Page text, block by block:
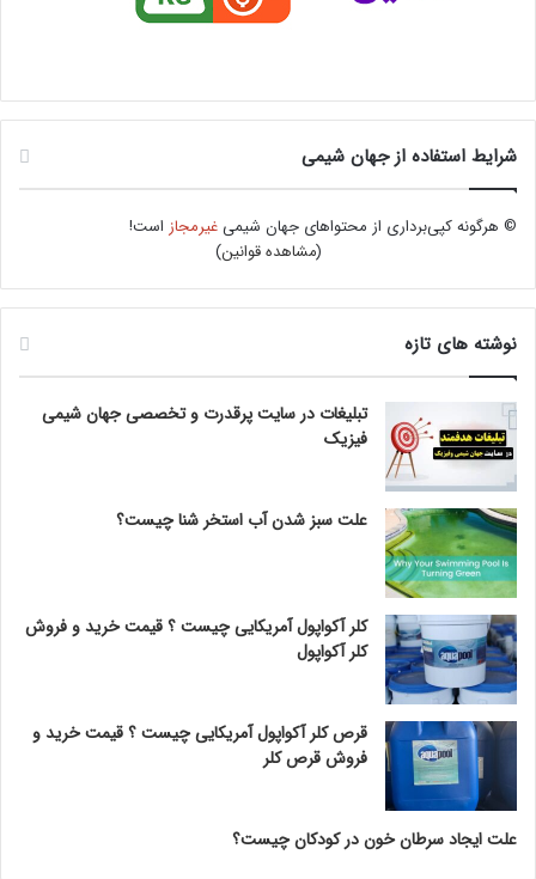
شرایط استفاده از جهان شیمی
© هرگونه کپی‌برداری از محتواهای جهان شیمیغیرمجاز است!
(مشاهده قوانین)
نوشته های تازه
تبلیغات در سایت پرقدرت و تخصصی جهان شیمی
فیزیک
علت سبز شدن آب استخر شنا چیست؟
کلر آکواپول آمریکایی چیست ؟ قیمت خرید و فروش
کلر آکواپول
قرص کلر آکواپول آمریکایی چیست ؟ قیمت خرید و
فروش قرص کلر
علت ایجاد سرطان خون در کودکان چیست؟